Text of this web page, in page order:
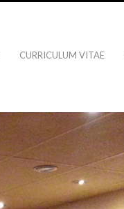
CURRICULUM VITAE